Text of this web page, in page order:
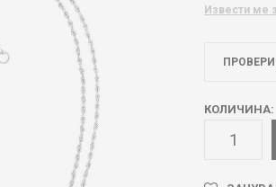
Извести ме
КОЛИЧИНА: